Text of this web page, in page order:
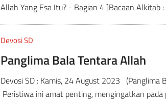
Allah Yang Esa Itu? - Bagian 4 ]Bacaan Alkitab :
Devosi SD
Panglima Bala Tentara Allah
Devosi SD : Kamis, 24 August 2023 (Panglima
Peristiwa ini amat penting, mengingatkan pada